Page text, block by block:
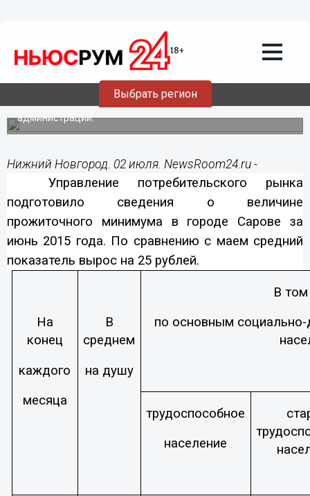
Выбрать регион
Прожиточный минимум в Сарове
вырос на 25 рублей в июне по
сравнению с маем
Об этом сообщает пресс-служба городской
администрации.
Нижний Новгород. 02 июля. NewsRoom24.ru -
Управление потребительского рынка
подготовило сведения о величине
прожиточного минимума в городе Сарове за
июнь 2015 года. По сравнению с маем средний
показатель вырос на 25 рублей.
На
конец
каждого
месяца
В
среднем
на душу
В том
по основным
трудоспособное
население